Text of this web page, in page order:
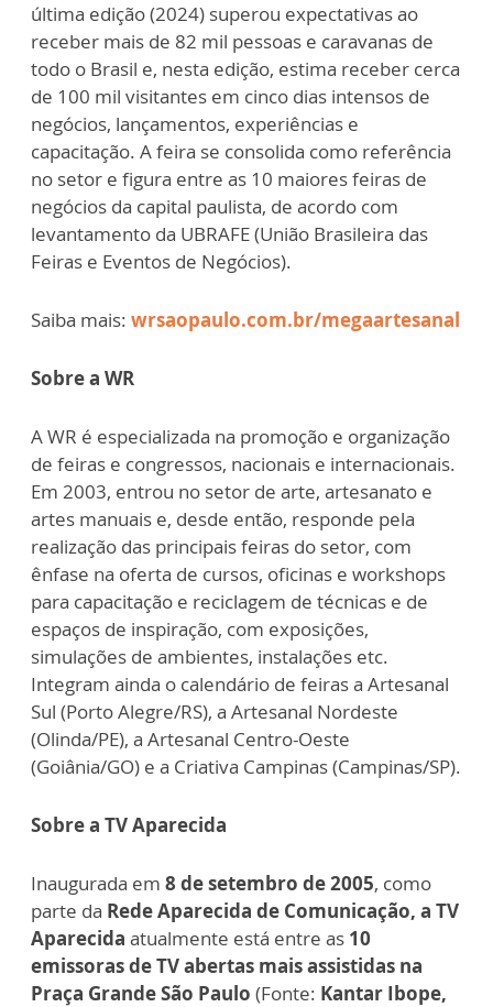
última edição (2024) superou expectativas ao
receber mais de 82 mil pessoas e caravanas de
todo o Brasil e, nesta edição, estima receber cerca
de 100 mil visitantes em cinco dias intensos de
negócios, lançamentos, experiências e
capacitação. A feira se consolida como referência
no setor e figura entre as 10 maiores feiras de
negócios da capital paulista, de acordo com
levantamento da UBRAFE (União Brasileira das
Feiras e Eventos de Negócios).
Saiba mais: wrsaopaulo.com.br/megaartesanal
Sobre a WR
A WR é especializada na promoção e organização
de feiras e congressos, nacionais e internacionais.
Em 2003, entrou no setor de arte, artesanato e
artes manuais e, desde então, responde pela
realização das principais feiras do setor, com
ênfase na oferta de cursos, oficinas e workshops
para capacitação e reciclagem de técnicas e de
espaços de inspiração, com exposições,
simulações de ambientes, instalações etc.
Integram ainda o calendário de feiras a Artesanal
Sul (Porto Alegre/RS), a Artesanal Nordeste
(Olinda/PE), a Artesanal Centro-Oeste
(Goiânia/GO) e a Criativa Campinas (Campinas/SP).
Sobre a TV Aparecida
Inaugurada em 8 de setembro de 2005, como
parte da Rede Aparecida de Comunicação, a TV
Aparecida atualmente está entre as 10
emissoras de TV abertas mais assistidas na
Praça Grande São Paulo (Fonte: Kantar Ibope,